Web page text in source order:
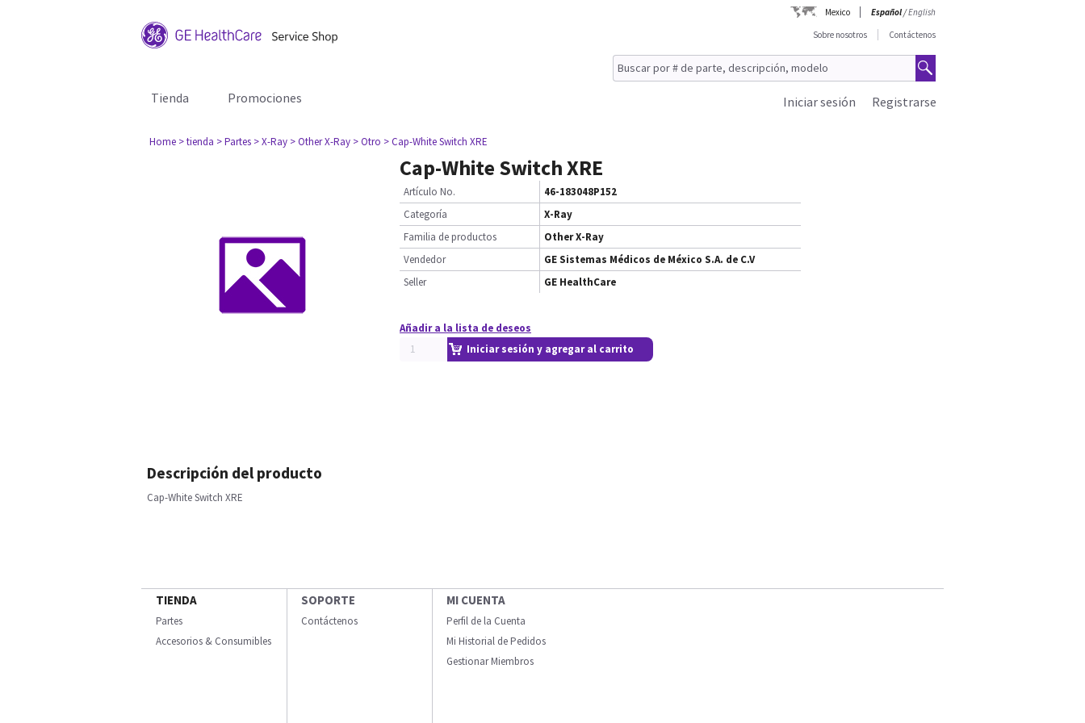
Mexico Español/English
Sobre nosotros
Contáctenos
Tienda Promociones Registrarse
Iniciar sesión
Home > tienda > Partes > X-Ray > Other X-Ray > Otro > Cap-White Switch XRE
Cap-White Switch XRE
Artículo No.
46-183048P152
Categoría
X-Ray
Familia de productos
Other X-Ray
Vendedor
GE Sistemas Médicos de México S.A. de C.V
Seller
GE HealthCare
Añadir a la lista de deseos
Iniciar sesión y agregar al carrito
Descripción del producto
Cap-White Switch XRE
TIENDA
Partes
Accesorios & Consumibles
SOPORTE
Contáctenos
MI CUENTA
Perfil de la Cuenta
Mi Historial de Pedidos
Gestionar Miembros